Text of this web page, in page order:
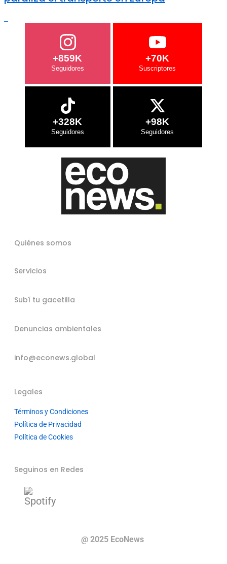
+859K +70K
+328K +98K
Quiénes somos
Servicios
Subí tu gacetilla
Denuncias ambientales
info@econews.global
Legales
Términos y Condiciones
Política de Privacidad
Política de Cookies
Seguinos en Redes
@ 2025 EcoNews